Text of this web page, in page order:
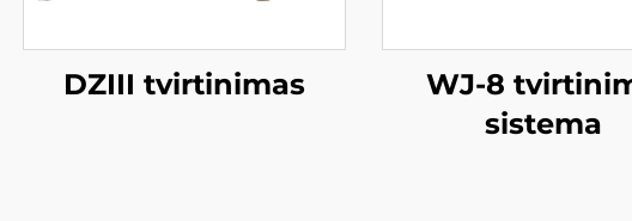
DZIII tvirtinimas
WJ-8
sistema